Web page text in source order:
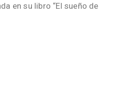
en su libro “El sueño de